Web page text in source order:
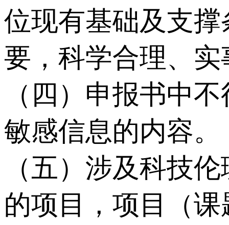
位现有基础及支
要，科学合理、
（四）申报书中
敏感信息的内容。
（五）涉及科技
的项目，项目（